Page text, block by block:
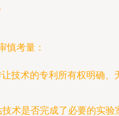
慎考量：
让技术的专利所有权明确、
技术是否完成了必要的实验